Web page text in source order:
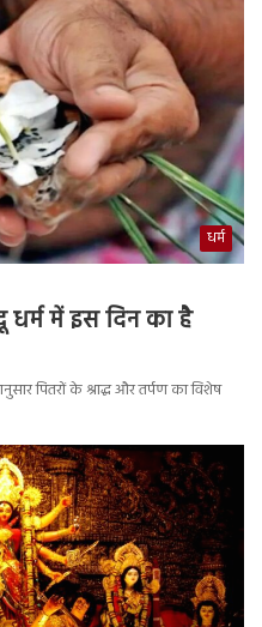
धर्म
धर्म में इस दिन का है
पितरों के श्राद्ध और तर्पण का विशेष